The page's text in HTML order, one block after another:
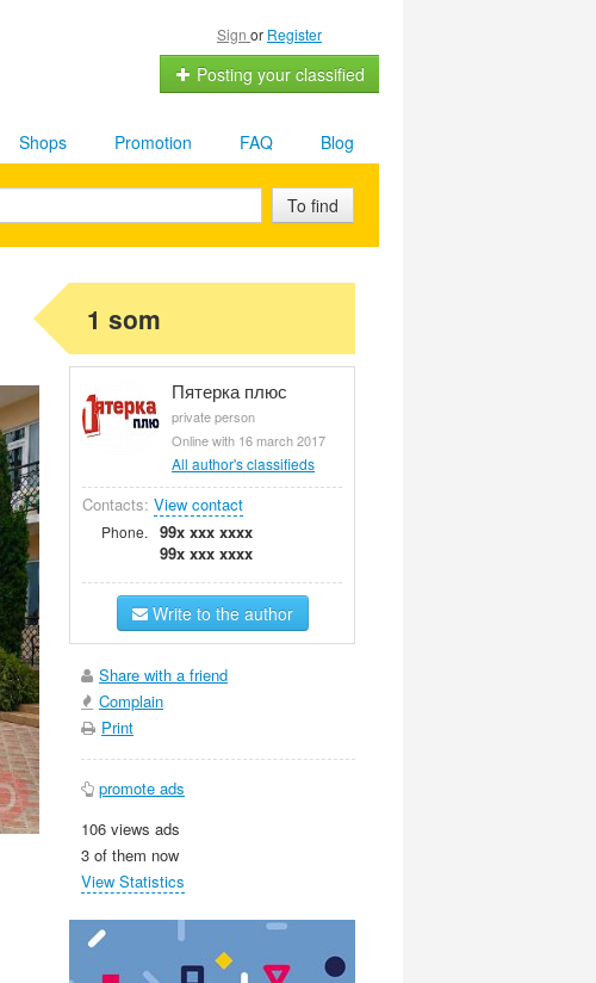
Sign or Register
Posting your classified
Blog
FAQ
Promotion
Shops
To find
1 som
Пятерка плюс
private person
Online with 16 march 2017
All author's classifieds
Contacts: View contact
Phone.
99x xxx xxxx
99x xxx xxxx
Write to the author
Share with a friend
Complain
Print
promote ads
106 views ads
3 of them now
View Statistics